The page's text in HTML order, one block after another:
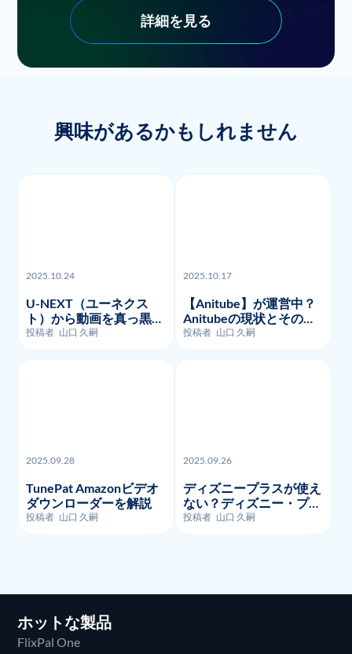
詳細を見る
興味があるかもしれません
2025.10.24
U-NEXT（ユーネクス
ト）から動画を真っ黒な
く画面録画・ダウンロー
ドする方法を徹底的に解
説
投稿者 山口 久嗣
2025.10.17
【Anitube】が運営中？
Anitubeの現状とその代
わりに利用できるサイト
を紹介
投稿者 山口 久嗣
2025.09.28
TunePat Amazonビデオ
ダウンローダーを解説
投稿者 山口 久嗣
2025.09.26
ディズニープラスが使え
ない？ディズニー・プラ
スのよくあるエラーコー
ドとそのトラブルシュー
投稿者 山口 久嗣
ホットな製品
FlixPal One